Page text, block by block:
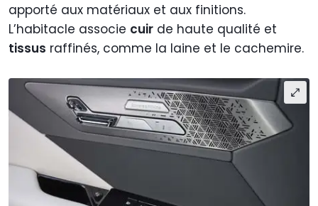
apporté aux matériaux et aux finitions.
L’habitacle associe cuir de haute qualité et
tissus raffinés, comme la laine et le cachemire.